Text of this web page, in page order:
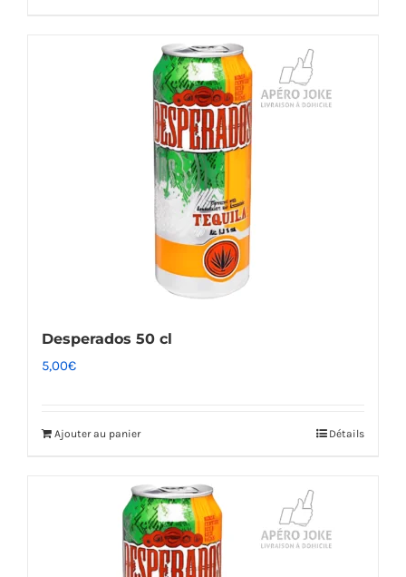
Desperados 50 cl
5,00€
Ajouter au panier Détails